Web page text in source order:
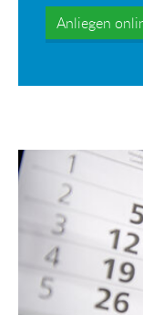
Anliegen